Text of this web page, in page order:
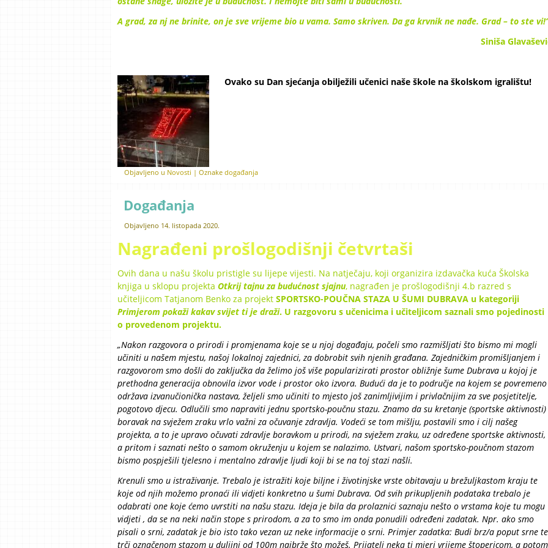
A grad, za nj ne brinite, on je sve vrijeme bio u vama. Samo skriven. Da ga krvnik ne nađe. Grad – to ste
Siniša
Ovako su Dan sjećanja obilježili učenici naše škole na školskom igralištu!
Objavljeno u Novosti | Oznake događanja
Događanja
Objavljeno 14. listopada 2020.
Nagrađeni prošlogodišnji četvrtaši
Ovih dana u našu školu pristigle su lijepe vijesti. Na natječaju, koji organizira izdavačka kuća Školska
knjiga u sklopu projekta Otkrij tajnu za budućnost sjajnu, nagrađen je prošlogodišnji 4.b razred s
učiteljicom Tatjanom Benko za projekt SPORTSKO-POUČNA STAZA U ŠUMI DUBRAVA u kategoriji
Primjerom pokaži kakav svijet ti je draži. U razgovoru s učenicima i učiteljicom saznali smo pojedinosti
o provedenom projektu.
„Nakon razgovora o prirodi i promjenama koje se u njoj događaju, počeli smo razmišljati što bismo mi mogli
učiniti u našem mjestu, našoj lokalnoj zajednici, za dobrobit svih njenih građana. Zajedničkim promišljanjem i
razgovorom smo došli do zaključka da želimo još više popularizirati prostor obližnje šume Dubrava u kojoj je
prethodna generacija obnovila izvor vode i prostor oko izvora. Budući da je to područje na kojem se povremeno
održava izvanučionička nastava, željeli smo učiniti to mjesto još zanimljivijim i privlačnijim za sve posjetitelje,
pogotovo djecu. Odlučili smo napraviti jednu sportsko-poučnu stazu. Znamo da su kretanje (sportske
boravak na svježem zraku vrlo važni za očuvanje zdravlja. Vodeći se tom mišlju, postavili smo i cilj našeg
projekta, a to je upravo očuvati zdravlje boravkom u prirodi, na svježem zraku, uz određene sportske aktivnosti,
a pritom i saznati nešto o samom okruženju u kojem se nalazimo. Ustvari, našom sportsko-poučnom stazom
bismo pospješili tjelesno i mentalno zdravlje ljudi koji bi se na toj stazi našli.
Krenuli smo u istraživanje. Trebalo je istražiti koje biljne i životinjske vrste obitavaju u brežuljkastom kraju te
koje od njih možemo pronaći ili vidjeti konkretno u šumi Dubrava. Od svih prikupljenih podataka trebalo je
odabrati one koje ćemo uvrstiti na našu stazu. Ideja je bila da prolaznici saznaju nešto o vrstama koje tu mogu
vidjeti , da se na neki način stope s prirodom, a za to smo im onda ponudili određeni zadatak. Npr. ako smo
pisali o srni, zadatak je bio isto tako vezan uz neke informacije o srni. Primjer zadatka: Budi brz/a poput srne te
trči označenom stazom u duljini od 100m najbrže što možeš. Prijatelj neka ti mjeri vrijeme štopericom, a potom